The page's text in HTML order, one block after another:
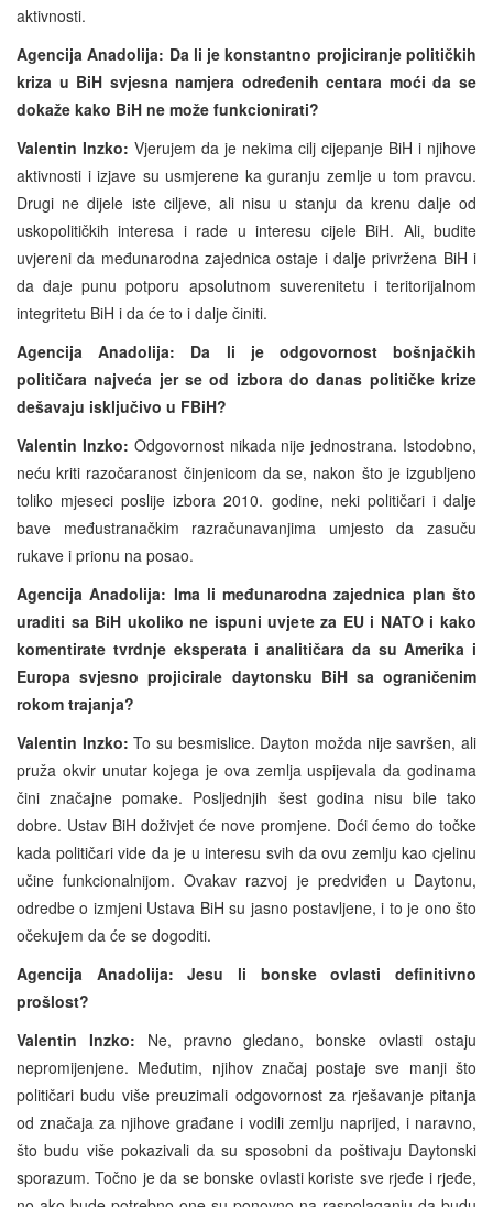
aktivnosti.
Agencija Anadolija: Da li je konstantno projiciranje političkih
kriza u BiH svjesna namjera određenih centara moći da se
dokaže kako BiH ne može funkcionirati?
Valentin Inzko: Vjerujem da je nekima cilj cijepanje BiH i njihove
aktivnosti i izjave su usmjerene ka guranju zemlje u tom pravcu.
Drugi ne dijele iste ciljeve, ali nisu u stanju da krenu dalje od
uskopolitičkih interesa i rade u interesu cijele BiH. Ali, budite
uvjereni da međunarodna zajednica ostaje i dalje privržena BiH i
da daje punu potporu apsolutnom suverenitetu i teritorijalnom
integritetu BiH i da će to i dalje činiti.
Agencija Anadolija: Da li je odgovornost bošnjačkih
političara najveća jer se od izbora do danas političke krize
dešavaju isključivo u FBiH?
Valentin Inzko: Odgovornost nikada nije jednostrana. Istodobno,
neću kriti razočaranost činjenicom da se, nakon što je izgubljeno
toliko mjeseci poslije izbora 2010. godine, neki političari i dalje
bave međustranačkim razračunavanjima umjesto da zasuču
rukave i prionu na posao.
Agencija Anadolija: Ima li međunarodna zajednica plan što
uraditi sa BiH ukoliko ne ispuni uvjete za EU i NATO i kako
komentirate tvrdnje eksperata i analitičara da su Amerika i
Europa svjesno projicirale daytonsku BiH sa ograničenim
rokom trajanja?
Valentin Inzko:To su besmislice. Dayton možda nije savršen, ali
pruža okvir unutar kojega je ova zemlja uspijevala da godinama
čini značajne pomake. Posljednjih šest godina nisu bile tako
dobre. Ustav BiH doživjet će nove promjene. Doći ćemo do točke
kada političari vide da je u interesu svih da ovu zemlju kao cjelinu
učine funkcionalnijom. Ovakav razvoj je predviđen u Daytonu,
odredbe o izmjeni Ustava BiH su jasno postavljene, i to je ono što
očekujem da će se dogoditi.
Agencija Anadolija: Jesu li bonske ovlasti definitivno
prošlost?
Valentin Inzko: Ne, pravno gledano, bonske ovlasti ostaju
nepromijenjene. Međutim, njihov značaj postaje sve manji što
političari budu više preuzimali odgovornost za rješavanje pitanja
od značaja za njihove građane i vodili zemlju naprijed, i naravno,
što budu više pokazivali da su sposobni da poštivaju Daytonski
sporazum. Točno je da se bonske ovlasti koriste sve rjeđe i rjeđe,